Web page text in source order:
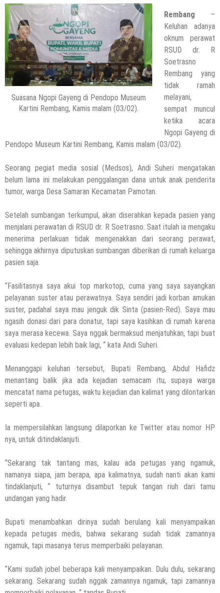
Suasana Ngopi Gayeng di Pendopo Museum
Kartini Rembang, Kamis malam (03/02).
Rembang –
Keluhan adanya
oknum perawat
RSUD dr. R
Soetrasno
Rembang yang
tidak ramah
melayani,
sempat muncul
ketika acara
Ngopi Gayeng di
Pendopo Museum Kartini Rembang, Kamis malam (03/02).
Seorang pegiat media sosial (Medsos), Andi Suheri mengatakan
belum lama ini melakukan penggalangan dana untuk anak penderita
tumor, warga Desa Samaran Kecamatan Pamotan.
Setelah sumbangan terkumpul, akan diserahkan kepada pasien yang
menjalani perawatan di RSUD dr. R Soetrasno. Saat itulah ia mengaku
menerima perlakuan tidak mengenakkan dari seorang perawat,
sehingga akhirnya diputuskan sumbangan diberikan di rumah keluarga
pasien saja.
“Fasilitasnya saya akui top markotop, cuma yang saya sayangkan
pelayanan suster atau perawatnya. Saya sendiri jadi korban amukan
suster, padahal saya mau jenguk dik Sinta (pasien-Red). Saya mau
ngasih donasi dari para donatur, tapi saya kasihkan di rumah karena
saya merasa kecewa. Saya nggak bermaksud menjatuhkan, tapi buat
evaluasi kedepan lebih baik lagi, “ kata Andi Suheri.
Menanggapi keluhan tersebut, Bupati Rembang, Abdul Hafidz
menantang balik jika ada kejadian semacam itu, supaya warga
mencatat nama petugas, waktu kejadian dan kalimat yang dilontarkan
seperti apa.
Ia mempersilahkan langsung dilaporkan ke Twitter atau nomor HP
nya, untuk ditindaklanjuti.
“Sekarang tak tantang mas, kalau ada petugas yang ngamuk,
namanya siapa, jam berapa, apa kalimatnya, sudah nanti akan kami
tindaklanjuti, “ tuturnya disambut tepuk tangan riuh dari tamu
undangan yang hadir.
Bupati menambahkan dirinya sudah berulang kali menyampaikan
kepada petugas medis, bahwa sekarang sudah tidak zamannya
ngamuk, tapi masanya terus memperbaiki pelayanan.
“Kami sudah jobel beberapa kali menyampaikan. Dulu dulu, sekarang
sekarang. Sekarang sudah nggak zamannya ngamuk, tapi zamannya